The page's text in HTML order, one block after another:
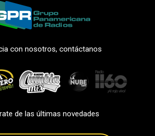
con nosotros, contáctanos
de las últimas novedades